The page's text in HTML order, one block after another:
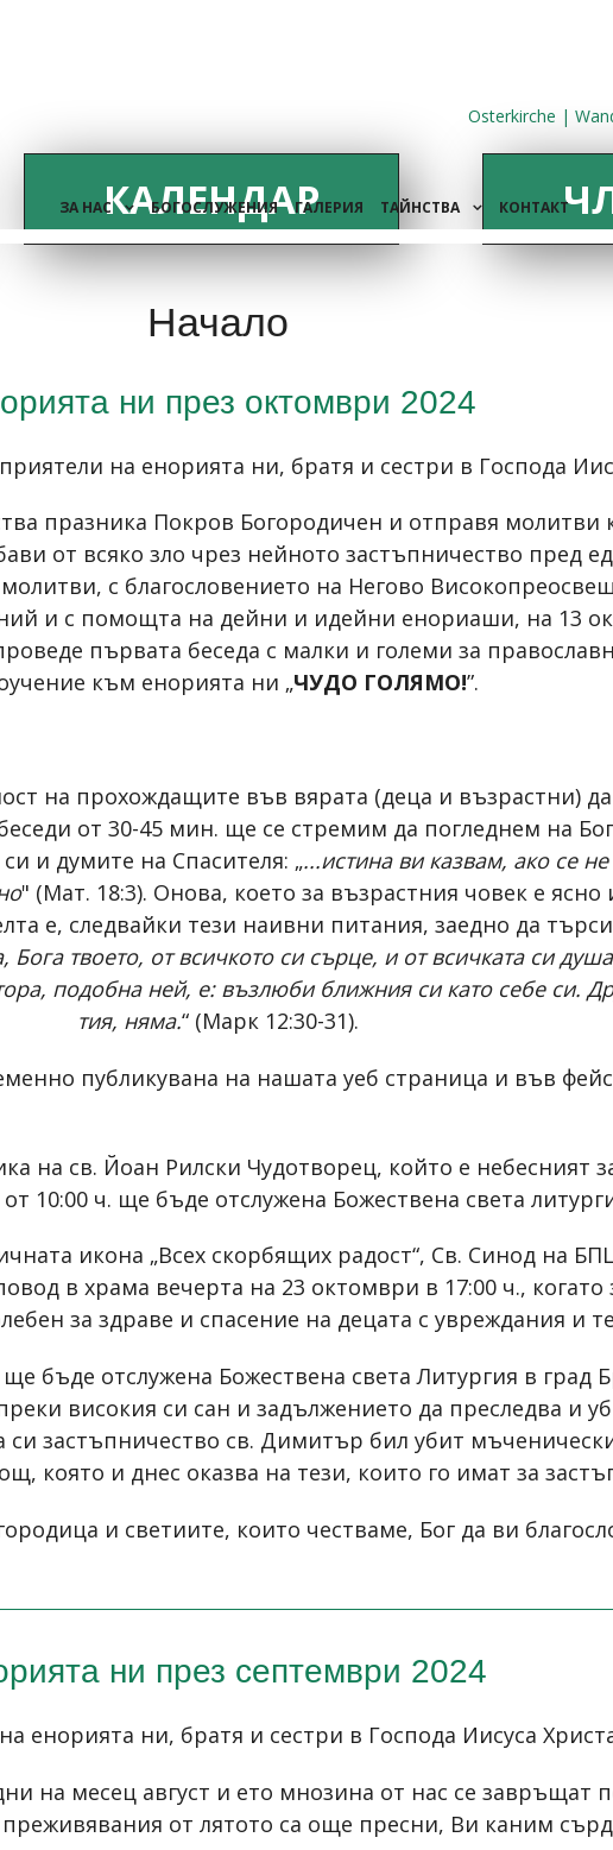
Osterkirche |
ЗА НАС БОГОСЛУЖЕНИЯ ГАЛЕРИЯ ТАЙНСТВА КОНТАКТ
КАЛЕНДАР
Начало
ни през октомври 2024
на енорията ни, братя и сестри в Господа
празника Покров Богородичен и отправя молитви
от всяко зло чрез нейното застъпничество пред
с благословението на Негово
и с помощта на дейни и идейни енориаши, на 13
първата беседа с малки и големи за
към енорията ни „ЧУДО ГОЛЯМО!”.
на прохождащите във вярата (деца и възрастни)
от 30-45 мин. ще се стремим да погледнем на
и думите на Спасителя: „...истина ви казвам, ако се
" (Мат. 18:3). Онова, което за възрастния човек е
е, следвайки тези наивни питания, заедно да
твоето, от всичкото си сърце, и от всичката си
подобна ней, е: възлюби ближния си като себе си.
тия, няма.“ (Марк 12:30-31).
публикувана на нашата уеб страница и във
на св. Йоан Рилски Чудотворец, който е небесният
10:00 ч. ще бъде отслужена Божествена света
икона „Всех скорбящих радост“, Св. Синод на
в храма вечерта на 23 октомври в 17:00 ч.,
за здраве и спасение на децата с увреждания и
бъде отслужена Божествена света Литургия в град
високия си сан и задължението да преследва и
си застъпничество св. Димитър бил убит
която и днес оказва на тези, които го имат за
и светиите, които честваме, Бог да ви
ни през септември 2024
енорията ни, братя и сестри в Господа Иисуса
на месец август и ето мнозина от нас се завръщат
от лятото са още пресни, Ви каним